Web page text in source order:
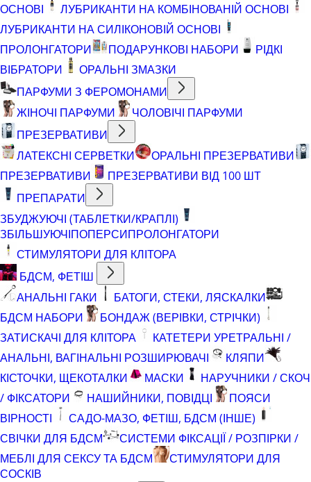
ОСНОВІ
ЛУБРИКАНТИ НА КОМБІНОВАНІЙ ОСНОВІ
ЛУБРИКАНТИ НА СИЛІКОНОВІЙ ОСНОВІ
ПРОЛОНГАТОРИ
ПОДАРУНКОВІ НАБОРИ
РІДКІ
ВІБРАТОРИ
ОРАЛЬНІ ЗМАЗКИ
ПАРФУМИ З ФЕРОМОНАМИ
ЖІНОЧІ ПАРФУМИ
ЧОЛОВІЧІ ПАРФУМИ
ПРЕЗЕРВАТИВИ
ЛАТЕКСНІ СЕРВЕТКИ
ОРАЛЬНІ ПРЕЗЕРВАТИВИ
ПРЕЗЕРВАТИВИ
ПРЕЗЕРВАТИВИ ВІД 100 ШТ
ПРЕПАРАТИ
ЗБУДЖУЮЧІ (ТАБЛЕТКИ/КРАПЛІ)
ЗБІЛЬШУЮЧІПОПЕРСИПРОЛОНГАТОРИ
СТИМУЛЯТОРИ ДЛЯ КЛІТОРА
БДСМ, ФЕТІШ
АНАЛЬНІ ГАКИ
БАТОГИ, СТЕКИ, ЛЯСКАЛКИ
БДСМ НАБОРИ
БОНДАЖ (ВЕРІВКИ, СТРІЧКИ)
ЗАТИСКАЧІ ДЛЯ КЛІТОРА
КАТЕТЕРИ УРЕТРАЛЬНІ /
АНАЛЬНІ, ВАГІНАЛЬНІ РОЗШИРЮВАЧІ
КЛЯПИ
КІСТОЧКИ, ЩЕКОТАЛКИ
МАСКИ
НАРУЧНИКИ / СКОЧ
/ ФІКСАТОРИ
НАШИЙНИКИ, ПОВІДЦІ
ПОЯСИ
ВІРНОСТІ
САДО-МАЗО, ФЕТІШ, БДСМ (ІНШЕ)
СВІЧКИ ДЛЯ БДСМ
СИСТЕМИ ФІКСАЦІЇ / РОЗПІРКИ /
МЕБЛІ ДЛЯ СЕКСУ ТА БДСМ
СТИМУЛЯТОРИ ДЛЯ
СОСКІВ